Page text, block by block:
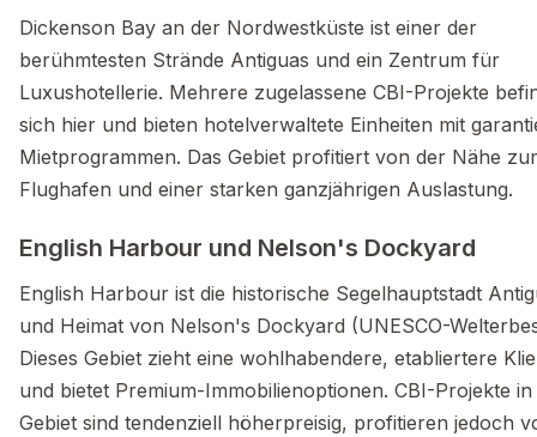
Dickenson Bay an der Nordwestküste ist einer der
berühmtesten Strände Antiguas und ein Zentrum für
Luxushotellerie. Mehrere zugelassene CBI-Projekte
sich hier und bieten hotelverwaltete Einheiten mit
Mietprogrammen. Das Gebiet profitiert von der Nähe
Flughafen und einer starken ganzjährigen Auslastung.
English Harbour und Nelson's Dockyard
English Harbour ist die historische Segelhauptstadt
und Heimat von Nelson's Dockyard (UNESCO-
Dieses Gebiet zieht eine wohlhabendere, etabliertere
und bietet Premium-Immobilienoptionen. CBI-Projekte in
Gebiet sind tendenziell höherpreisig, profitieren jedoch